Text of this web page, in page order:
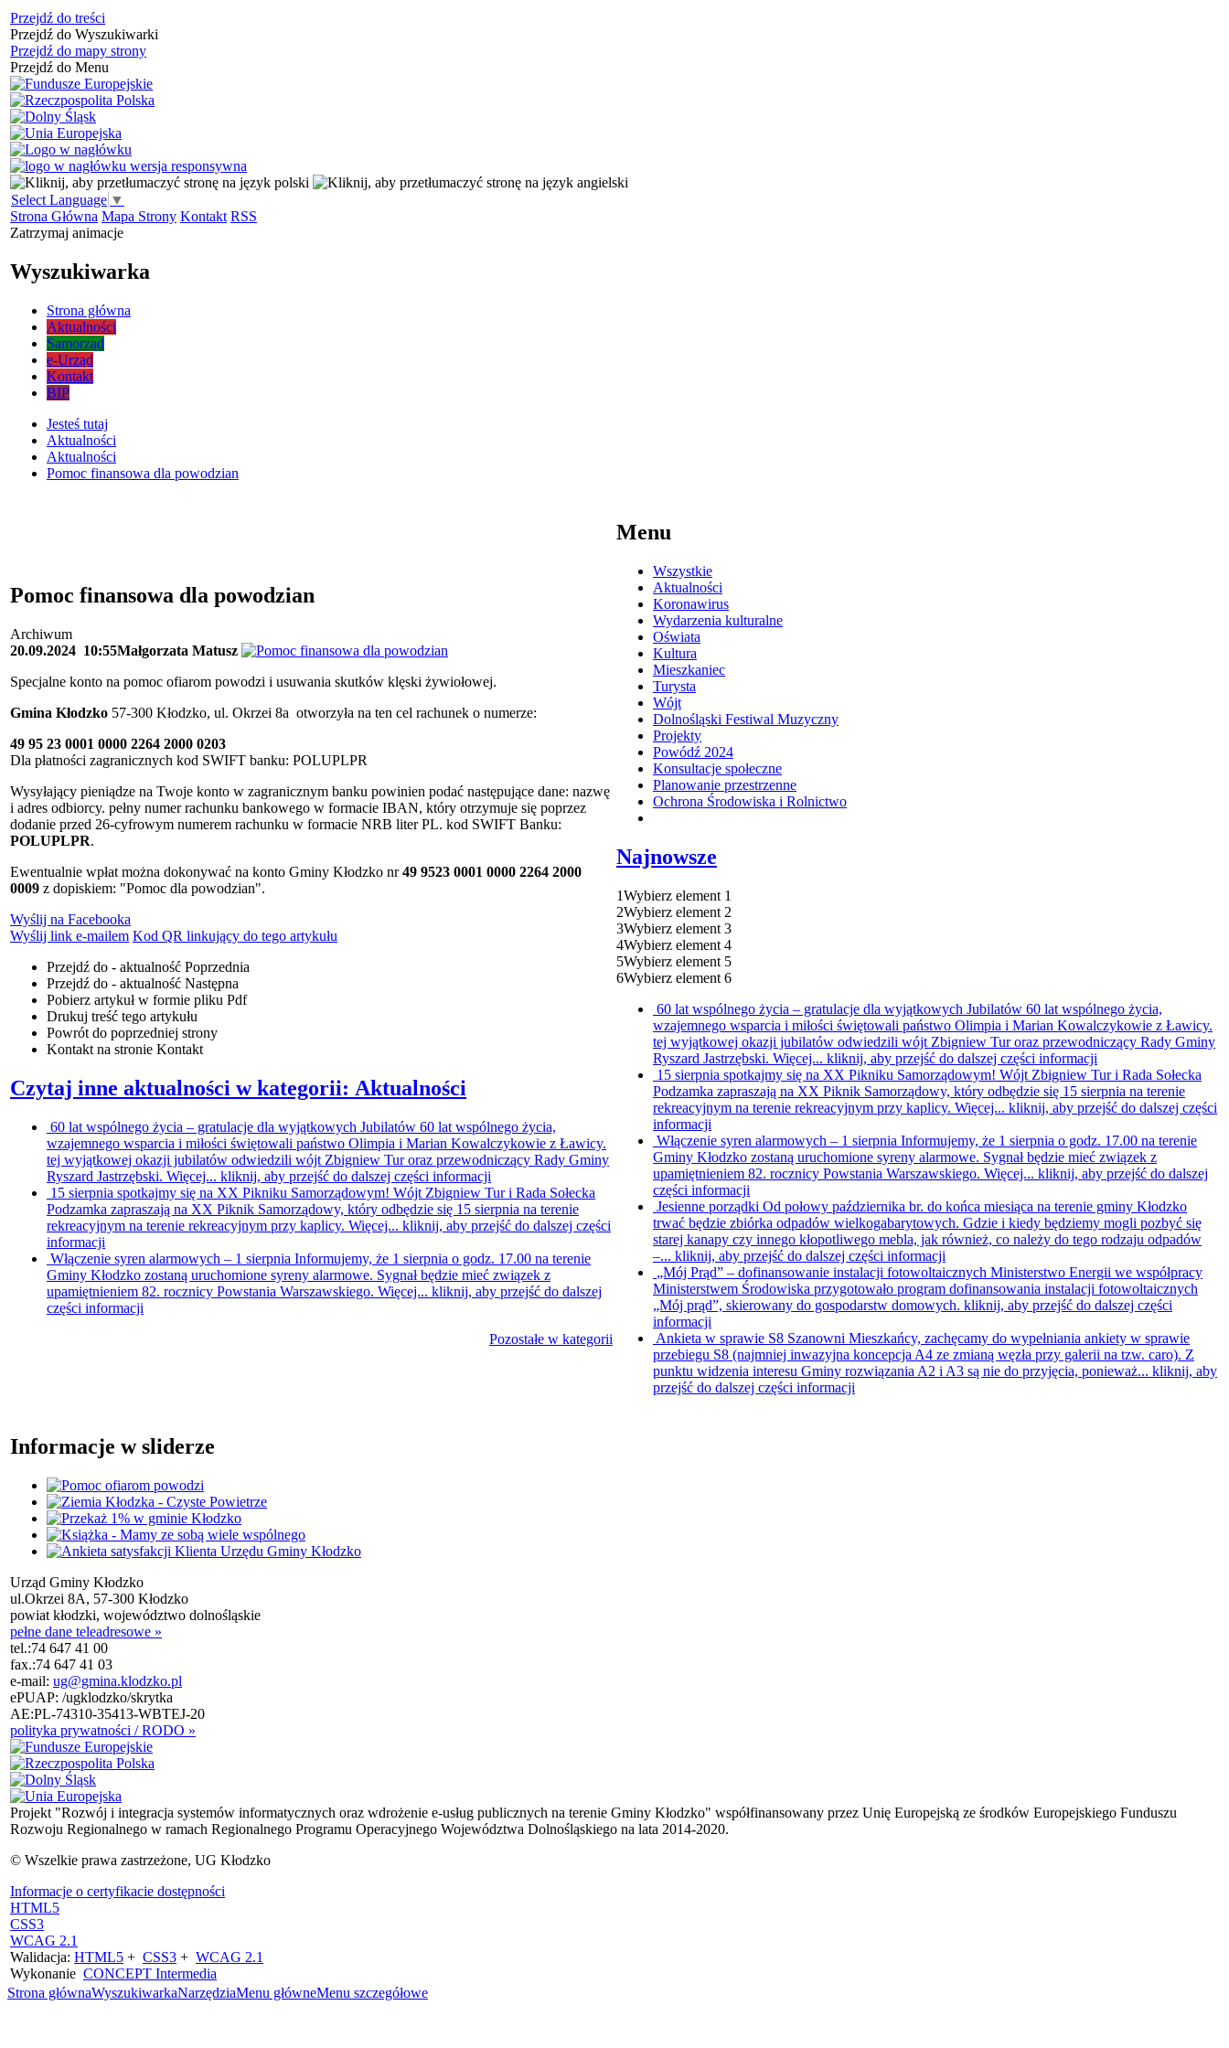
Przejdź do treści
Przejdź do Wyszukiwarki
Przejdź do mapy strony
Przejdź do Menu
Select Language ▼
Strona Główna Mapa Strony Kontakt RSS
Zatrzymaj animacje
Wyszukiwarka
Strona główna
Aktualności
Samorząd
e-Urząd
Kontakt
BIP
Jesteś tutaj
Aktualności
Aktualności
Pomoc finansowa dla powodzian
Pomoc finansowa dla powodzian
Archiwum
20.09.2024 10:55Małgorzata Matusz
Specjalne konto na pomoc ofiarom powodzi i usuwania skutków klęski żywiołowej.
Gmina Kłodzko 57-300 Kłodzko, ul. Okrzei 8a otworzyła na ten cel rachunek o numerze:
49 95 23 0001 0000 2264 2000 0203
Dla płatności zagranicznych kod SWIFT banku: POLUPLPR
Wysyłający pieniądze na Twoje konto w zagranicznym banku powinien podać następujące dane: nazwę
i adres odbiorcy. pełny numer rachunku bankowego w formacie IBAN, który otrzymuje się poprzez
dodanie przed 26-cyfrowym numerem rachunku w formacie NRB liter PL. kod SWIFT Banku:
POLUPLPR.
Ewentualnie wpłat można dokonywać na konto Gminy Kłodzko nr49 9523 0001 0000 2264 2000
0009 z dopiskiem: "Pomoc dla powodzian".
Wyślij na Facebooka
Wyślij link e-mailem Kod QR linkujący do tego artykułu
Przejdź do - aktualność Poprzednia
Przejdź do - aktualność Następna
Pobierz artykuł w formie pliku Pdf
Drukuj treść tego artykułu
Powrót do poprzedniej strony
Kontakt na stronie Kontakt
Czytaj inne aktualności w kategorii: Aktualności
60 lat wspólnego życia – gratulacje dla wyjątkowych Jubilatów 60 lat wspólnego życia,
wzajemnego wsparcia i miłości świętowali państwo Olimpia i Marian Kowalczykowie z Ławicy.
tej wyjątkowej okazji jubilatów odwiedzili wójt Zbigniew Tur oraz przewodniczący Rady Gminy
Ryszard Jastrzębski. Więcej... kliknij, aby przejść do dalszej części informacji
15 sierpnia spotkajmy się na XX Pikniku Samorządowym! Wójt Zbigniew Tur i Rada Sołecka
Podzamka zapraszają na XX Piknik Samorządowy, który odbędzie się 15 sierpnia na terenie
rekreacyjnym na terenie rekreacyjnym przy kaplicy. Więcej... kliknij, aby przejść do dalszej części
informacji
Włączenie syren alarmowych – 1 sierpnia Informujemy, że 1 sierpnia o godz. 17.00 na terenie
Gminy Kłodzko zostaną uruchomione syreny alarmowe. Sygnał będzie mieć związek z
upamiętnieniem 82. rocznicy Powstania Warszawskiego. Więcej... kliknij, aby przejść do dalszej
części informacji
Pozostałe w kategorii
Menu
Wszystkie
Aktualności
Koronawirus
Wydarzenia kulturalne
Oświata
Kultura
Mieszkaniec
Turysta
Wójt
Dolnośląski Festiwal Muzyczny
Projekty
Powódź 2024
Konsultacje społeczne
Planowanie przestrzenne
Ochrona Środowiska i Rolnictwo
Najnowsze
1Wybierz element 1
2Wybierz element 2
3Wybierz element 3
4Wybierz element 4
5Wybierz element 5
6Wybierz element 6
60 lat wspólnego życia – gratulacje dla wyjątkowych Jubilatów 60 lat wspólnego życia,
wzajemnego wsparcia i miłości świętowali państwo Olimpia i Marian Kowalczykowie z Ławicy.
tej wyjątkowej okazji jubilatów odwiedzili wójt Zbigniew Tur oraz przewodniczący Rady Gminy
Ryszard Jastrzębski. Więcej... kliknij, aby przejść do dalszej części informacji
15 sierpnia spotkajmy się na XX Pikniku Samorządowym! Wójt Zbigniew Tur i Rada Sołecka
Podzamka zapraszają na XX Piknik Samorządowy, który odbędzie się 15 sierpnia na terenie
rekreacyjnym na terenie rekreacyjnym przy kaplicy. Więcej... kliknij, aby przejść do dalszej części
informacji
Włączenie syren alarmowych – 1 sierpnia Informujemy, że 1 sierpnia o godz. 17.00 na terenie
Gminy Kłodzko zostaną uruchomione syreny alarmowe. Sygnał będzie mieć związek z
upamiętnieniem 82. rocznicy Powstania Warszawskiego. Więcej... kliknij, aby przejść do dalszej
części informacji
Jesienne porządki Od połowy października br. do końca miesiąca na terenie gminy Kłodzko
trwać będzie zbiórka odpadów wielkogabarytowych. Gdzie i kiedy będziemy mogli pozbyć się
starej kanapy czy innego kłopotliwego mebla, jak również, co należy do tego rodzaju odpadów
–... kliknij, aby przejść do dalszej części informacji
„Mój Prąd” – dofinansowanie instalacji fotowoltaicznych Ministerstwo Energii we współpracy
Ministerstwem Środowiska przygotowało program dofinansowania instalacji fotowoltaicznych
„Mój prąd”, skierowany do gospodarstw domowych. kliknij, aby przejść do dalszej części
informacji
Ankieta w sprawie S8 Szanowni Mieszkańcy, zachęcamy do wypełniania ankiety w sprawie
przebiegu S8 (najmniej inwazyjna koncepcja A4 ze zmianą węzła przy galerii na tzw. caro). Z
punktu widzenia interesu Gminy rozwiązania A2 i A3 są nie do przyjęcia, ponieważ... kliknij, aby
przejść do dalszej części informacji
Informacje w sliderze
Urząd Gminy Kłodzko
ul.Okrzei 8A, 57-300 Kłodzko
powiat kłodzki, województwo dolnośląskie
pełne dane teleadresowe »
tel.:74 647 41 00
fax.:74 647 41 03
e-mail: ug@gmina.klodzko.pl
ePUAP: /ugklodzko/skrytka
AE:PL-74310-35413-WBTEJ-20
polityka prywatności / RODO »
Projekt "Rozwój i integracja systemów informatycznych oraz wdrożenie e-usług publicznych na terenie Gminy Kłodzko" współfinansowany przez Unię Europejską ze środków Europejskiego Funduszu
Rozwoju Regionalnego w ramach Regionalnego Programu Operacyjnego Województwa Dolnośląskiego na lata 2014-2020.
© Wszelkie prawa zastrzeżone, UG Kłodzko
Informacje o certyfikacie dostępności
HTML5
CSS3
WCAG 2.1
Walidacja: HTML5 + CSS3 + WCAG 2.1
Wykonanie CONCEPT Intermedia
Strona głównaWyszukiwarkaNarzędziaMenu główneMenu szczegółowe